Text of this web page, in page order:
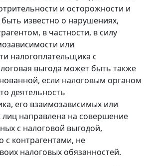
и осторожности и
известно о нарушениях,
в частности, в силу
или
налогоплательщика с
выгода может быть также
если налоговым органом
деятельность
его взаимозависимых или
направлена на совершение
с налоговой выгодой,
с контрагентами, не
налоговых обязанностей.